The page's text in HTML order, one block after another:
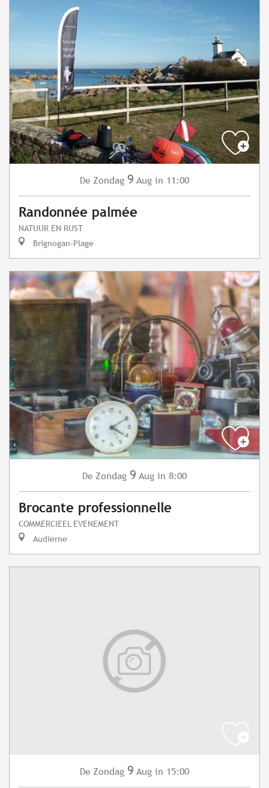
De Zondag 9 Aug in 11:00
Randonnée palmée
NATUUR EN RUST
Brignogan-Plage
De Zondag 9 Aug in 8:00
Brocante professionnelle
COMMERCIEEL EVENEMENT
Audierne
De Zondag 9 Aug in 15:00